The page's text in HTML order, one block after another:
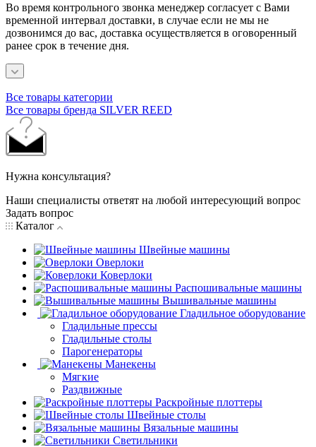
Во время контрольного звонка менеджер согласует с Вами
временной интервал доставки, в случае если не мы не
дозвонимся до вас, доставка осуществляется в оговоренный
ранее срок в течение дня.
Все товары категории
Все товары бренда SILVER REED
Нужна консультация?
Наши специалисты ответят на любой интересующий вопрос
Задать вопрос
Каталог
Швейные машины
Оверлоки
Коверлоки
Распошивальные машины
Вышивальные машины
Гладильное оборудование
Гладильные прессы
Гладильные столы
Парогенераторы
Манекены
Мягкие
Раздвижные
Раскройные плоттеры
Швейные столы
Вязальные машины
Светильники